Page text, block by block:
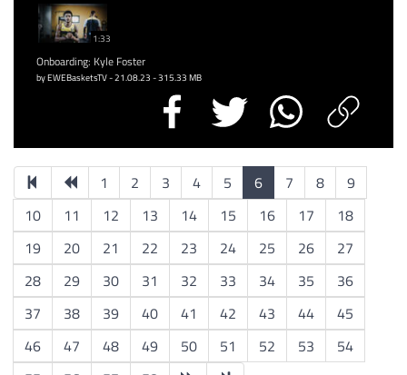
1:33
Onboarding: Kyle Foster
by EWEBasketsTV - 21.08.23 - 315.33 MB
1 2 3 4 5 6 7 8
9
10
11 12 13 14 15 16 17
18
19
20 21 22 23 24 25 26
27
28
29 30 31 32 33 34 35
36
37
38 39 40 41 42 43 44
45
46
47 48 49 50 51 52 53
54